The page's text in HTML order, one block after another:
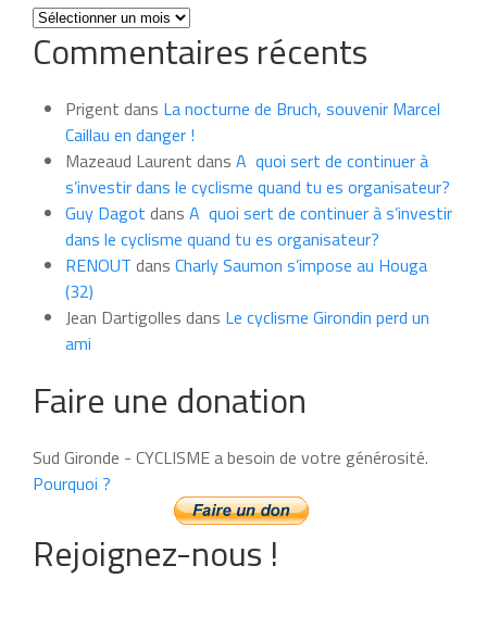
Toutes
les
news
mois
Commentaires récents
Prigent dans La nocturne de Bruch, souvenir Marcel
Caillau en danger !
Mazeaud Laurent dans A quoi sert de continuer à
s’investir dans le cyclisme quand tu es organisateur?
Guy Dagot dans A quoi sert de continuer à s’investir
dans le cyclisme quand tu es organisateur?
RENOUT dans Charly Saumon s’impose au Houga
(32)
Jean Dartigolles dans Le cyclisme Girondin perd un
ami
Faire une donation
Sud Gironde - CYCLISME a besoin de votre générosité.
Pourquoi ?
Rejoignez-nous !